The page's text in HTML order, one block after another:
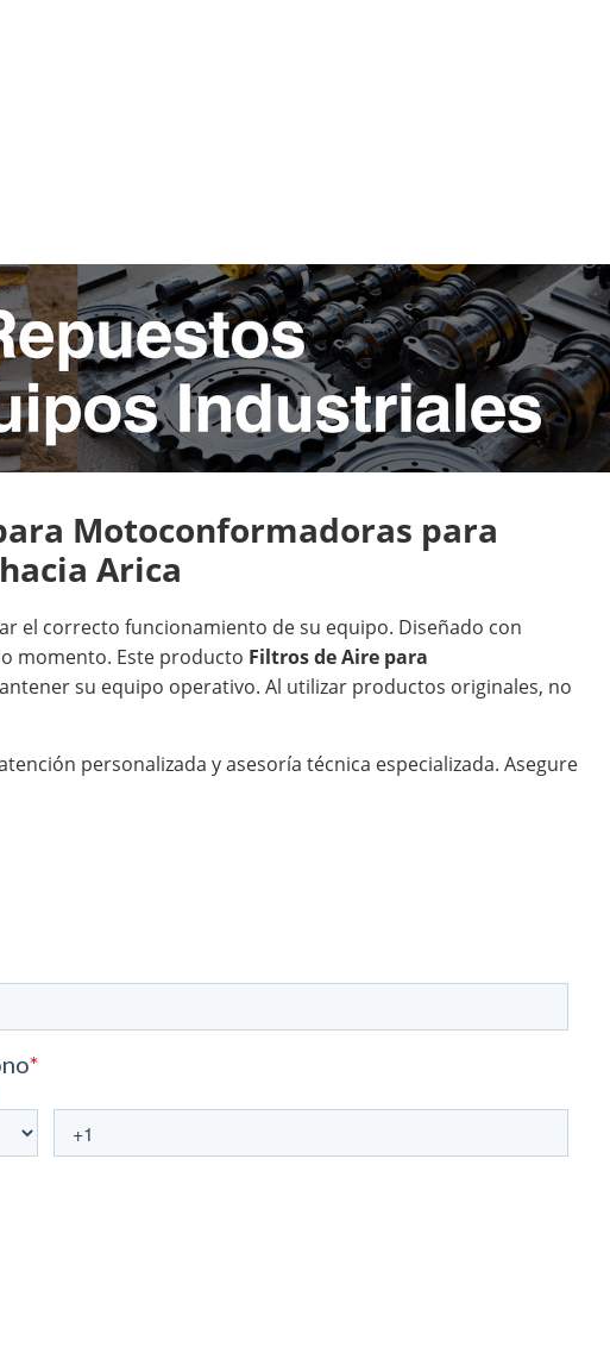
Motoconformadoras para
Arica
el correcto funcionamiento de su equipo. Diseñado con
momento. Este producto Filtros de Aire para
su equipo operativo. Al utilizar productos originales, no
personalizada y asesoría técnica especializada. Asegure